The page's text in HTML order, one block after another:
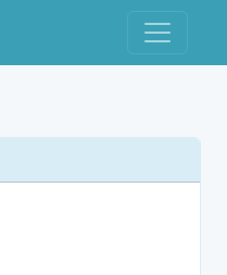
Toggle